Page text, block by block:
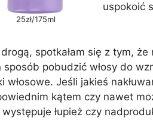
25zł/175ml
uspokoić
spotkałam się z tym,
sposób pobudzić włosy do
włosowe. Jeśli jakieś
kątem czy nawet
występuje łupież czy